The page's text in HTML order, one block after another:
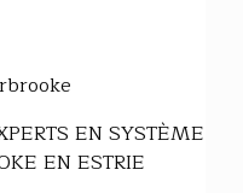
EN SYSTÈME
EN ESTRIE